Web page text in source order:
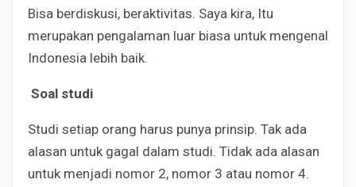
Bisa berdiskusi, beraktivitas. Saya kira, Itu
merupakan pengalaman luar biasa untuk mengenal
Indonesia lebih baik.
Soal studi
Studi setiap orang harus punya prinsip. Tak ada
alasan untuk gagal dalam studi. Tidak ada alasan
untuk menjadi nomor 2, nomor 3 atau nomor 4.